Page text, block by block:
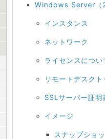
Windows Server（
インスタンス
ネットワーク
ライセンスについ
リモートデスク
SSLサーバー証明
イメージ
スナップショ